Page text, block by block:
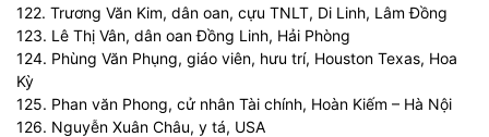
122. Trương Văn Kim, dân oan, cựu TNLT, Di Linh, Lâm Đồng
123. Lê Thị Vân, dân oan Đồng Linh, Hải Phòng
124. Phùng Văn Phụng, giáo viên, hưu trí, Houston Texas, Hoa
Kỳ
125. Phan văn Phong, cử nhân Tài chính, Hoàn Kiếm – Hà Nội
126. Nguyễn Xuân Châu, y tá, USA